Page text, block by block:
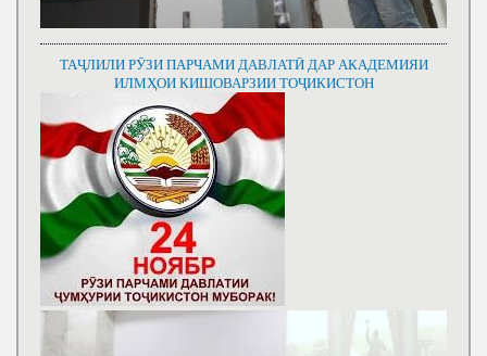
ТАҶЛИЛИ РӮЗИ ПАРЧАМИ ДАВЛАТӢ ДАР АКАДЕМИЯИ
ИЛМҲОИ КИШОВАРЗИИ ТОҶИКИСТОН